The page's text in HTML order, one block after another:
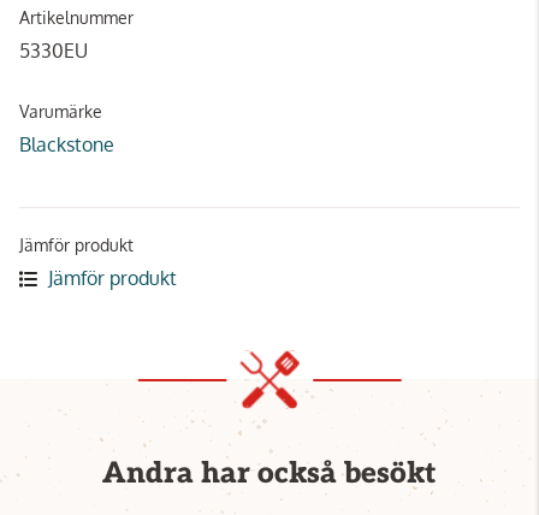
Artikelnummer
5330EU
Varumärke
Blackstone
Jämför produkt
Jämför produkt
Andra har också besökt